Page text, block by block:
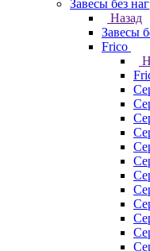
Завесы без
Назад
Завесы
Frico